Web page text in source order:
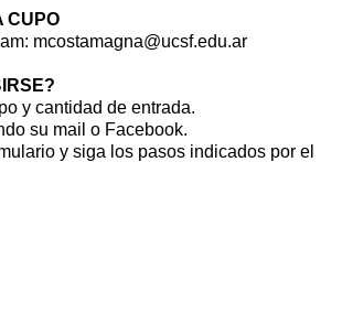
CUPO
mcostamagna@ucsf.edu.ar
y cantidad de entrada.
su mail o Facebook.
y siga los pasos indicados por el